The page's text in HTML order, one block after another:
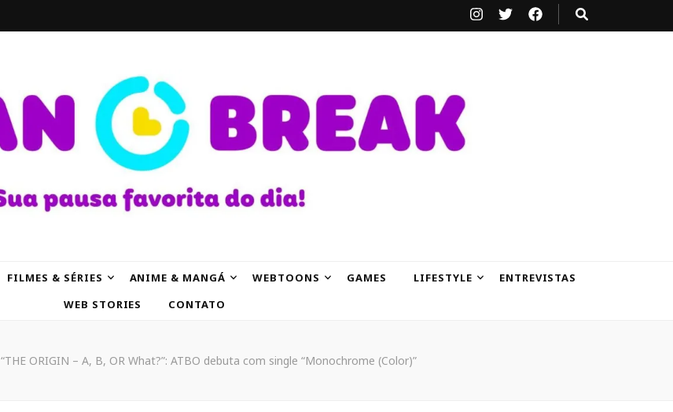
FILMES & SÉRIES ANIME & MANGÁ WEBTOONS GAMES LIFESTYLE
ENTREVISTAS
WEB STORIES
CONTATO
“THE ORIGIN – A, B, OR What?”: ATBO debuta com single “Monochrome (Color)”